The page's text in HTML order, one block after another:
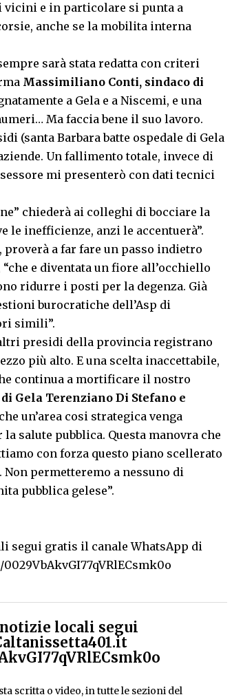
vicini e in particolare si punta a
anche se la mobilita interna
sarà stata redatta con criteri
Massimiliano Conti, sindaco di
a Gela e a Niscemi, e una
Ma faccia bene il suo lavoro.
(santa Barbara batte ospedale di Gela
Un fallimento totale, invece di
mi presenterò con dati tecnici
chiederà ai colleghi di bocciare la
le inefficienze, anzi le accentuerà”.
, proverà a far fare un passo indietro
e diventata un fiore all’occhiello
ridurre i posti per la degenza. Già
burocratiche dell’Asp di
simili”.
presidi della provincia registrano
più alto. E una scelta inaccettabile,
continua a mortificare il nostro
Gela Terenziano Di Stefano e
un’area cosi strategica venga
salute pubblica. Questa manovra che
con forza questo piano scellerato
permetteremo a nessuno di
pubblica gelese”.
segui gratis il canale WhatsApp di
locali segui
scritta o video, in tutte le sezioni del